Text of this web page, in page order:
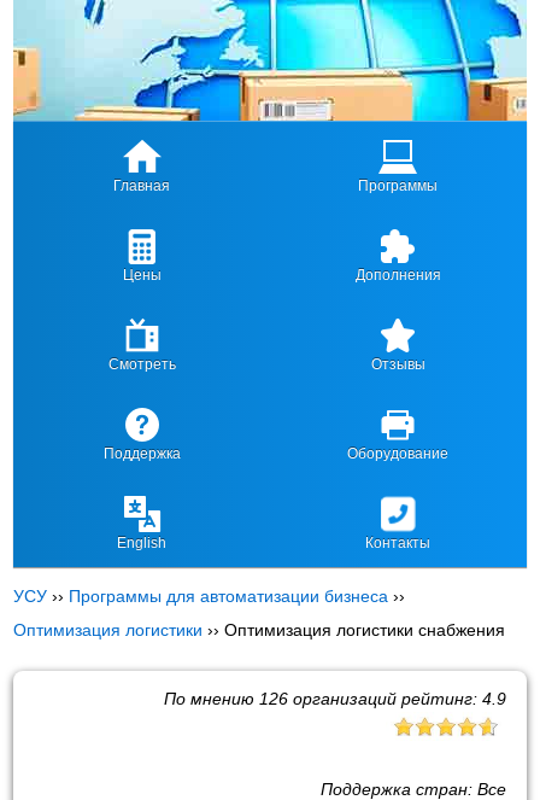
Главная Программы
Цены Дополнения
Смотреть Отзывы
Поддержка Оборудование
English Контакты
УСУ ›› Программы для автоматизации бизнеса ››
Оптимизация логистики ››Оптимизация логистики снабжения
По мнению 126организаций рейтинг: 4.9
Поддержка стран: Все